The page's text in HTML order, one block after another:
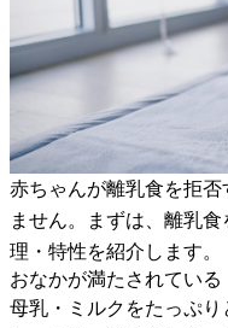
赤ちゃんが離乳食を拒
ません。まずは、離乳
理・特性を紹介します。
おなかが満たされている
母乳・ミルクをたっぷ